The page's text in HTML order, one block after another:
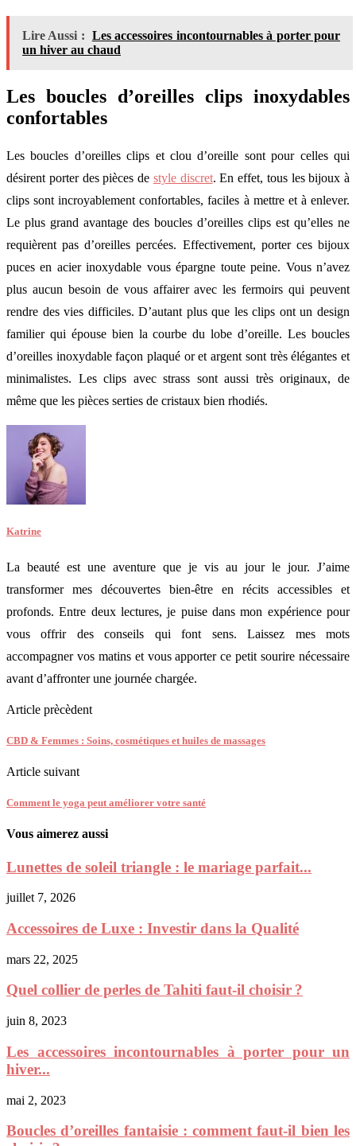
Lire Aussi : Les accessoires incontournables à porter pour
un hiver au chaud
Les boucles d’oreilles clips inoxydables
confortables
Les boucles d’oreilles clips et clou d’oreille sont pour celles qui
désirent porter des pièces de style discret. En effet, tous les bijoux à
clips sont incroyablement confortables, faciles à mettre et à enlever.
Le plus grand avantage des boucles d’oreilles clips est qu’elles ne
requièrent pas d’oreilles percées. Effectivement, porter ces bijoux
puces en acier inoxydable vous épargne toute peine. Vous n’avez
plus aucun besoin de vous affairer avec les fermoirs qui peuvent
rendre des vies difficiles. D’autant plus que les clips ont un design
familier qui épouse bien la courbe du lobe d’oreille. Les boucles
d’oreilles inoxydable façon plaqué or et argent sont très élégantes et
minimalistes. Les clips avec strass sont aussi très originaux, de
même que les pièces serties de cristaux bien rhodiés.
Katrine
La beauté est une aventure que je vis au jour le jour. J’aime
transformer mes découvertes bien-être en récits accessibles et
profonds. Entre deux lectures, je puise dans mon expérience pour
vous offrir des conseils qui font sens. Laissez mes mots
accompagner vos matins et vous apporter ce petit sourire nécessaire
avant d’affronter une journée chargée.
Article prècèdent
CBD & Femmes : Soins, cosmétiques et huiles de massages
Article suivant
Comment le yoga peut améliorer votre santé
Vous aimerez aussi
Lunettes de soleil triangle : le mariage parfait...
juillet 7, 2026
Accessoires de Luxe : Investir dans la Qualité
mars 22, 2025
Quel collier de perles de Tahiti faut-il choisir ?
juin 8, 2023
Les accessoires incontournables à porter pour un
hiver...
mai 2, 2023
Boucles d’oreilles fantaisie : comment faut-il bien les